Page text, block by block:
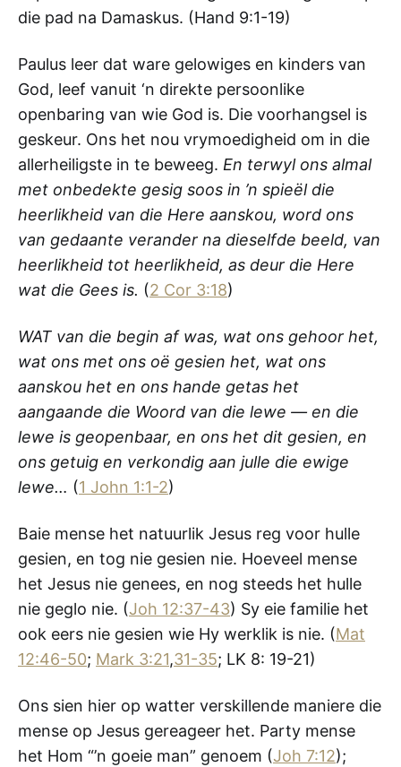
die pad na Damaskus. (Hand 9:1-19)
Paulus leer dat ware gelowiges en kinders van
God, leef vanuit ‘n direkte persoonlike
openbaring van wie God is. Die voorhangsel is
geskeur. Ons het nou vrymoedigheid om in die
allerheiligste in te beweeg. En terwyl ons almal
met onbedekte gesig soos in ’n spieël die
heerlikheid van die Here aanskou, word ons
van gedaante verander na dieselfde beeld, van
heerlikheid tot heerlikheid, as deur die Here
wat die Gees is. (2 Cor 3:18)
WAT van die begin af was, wat ons gehoor het,
wat ons met ons oë gesien het, wat ons
aanskou het en ons hande getas het
aangaande die Woord van die lewe — en die
lewe is geopenbaar, en ons het dit gesien, en
ons getuig en verkondig aan julle die ewige
lewe… (1 John 1:1-2)
Baie mense het natuurlik Jesus reg voor hulle
gesien, en tog nie gesien nie. Hoeveel mense
het Jesus nie genees, en nog steeds het hulle
nie geglo nie. (Joh 12:37-43) Sy eie familie het
ook eers nie gesien wie Hy werklik is nie. (Mat
12:46-50; Mark 3:21,31-35; LK 8: 19-21)
Ons sien hier op watter verskillende maniere die
mense op Jesus gereageer het. Party mense
het Hom “’n goeie man” genoem (Joh 7:12);